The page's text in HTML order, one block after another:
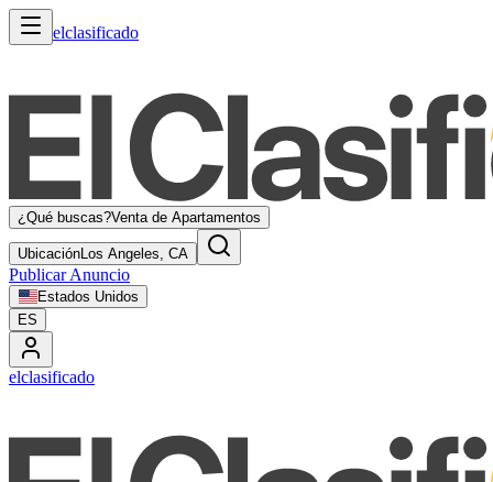
elclasificado
¿Qué buscas?Venta de Apartamentos
UbicaciónLos Angeles, CA
Publicar Anuncio
Estados Unidos
ES
elclasificado